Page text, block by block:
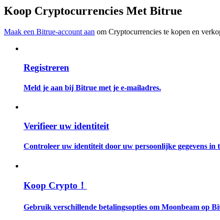
Word een Copy Trader
Informatie
Big data-analyse inclusief handelsinformatie, enz.
Koop Cryptocurrencies Met Bitrue
Maak een Bitrue-account aan om Cryptocurrencies te kopen en
Registreren
Meld je aan bij Bitrue met je e-mailadres.
Verifieer uw identiteit
Controleer uw identiteit door uw persoonlijke gegevens in
Koop Crypto！
Gebruik verschillende betalingsopties om Moonbeam op